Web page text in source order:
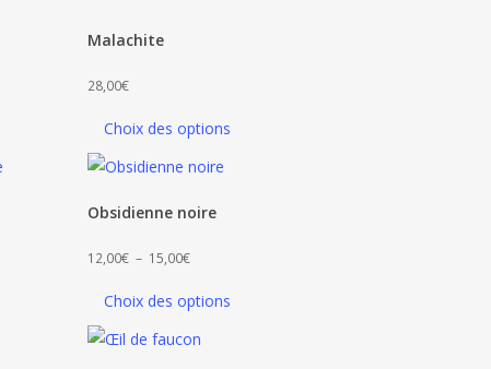
Choix des options
Malachite
28,00€
Choix des options
Obsidienne noire
12,00€ – 15,00€Plage
prix :
12,00€